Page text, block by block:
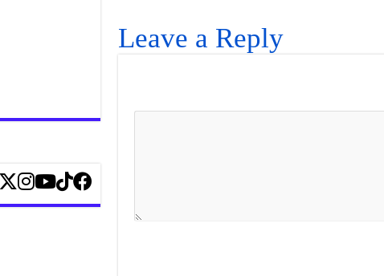
Leave a Reply